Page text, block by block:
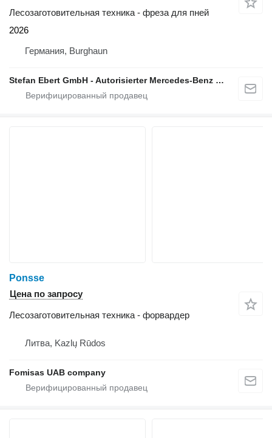
Лесозаготовительная техника - фреза для пней
2026
Германия, Burghaun
Stefan Ebert GmbH - Autorisierter Mercedes-Benz Servicepartner
Ponsse
Цена по запросу
Лесозаготовительная техника - форвардер
Литва, Kazlų Rūdos
Fomisas UAB company